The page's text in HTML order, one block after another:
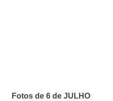
Fotos de 6 de JULHO